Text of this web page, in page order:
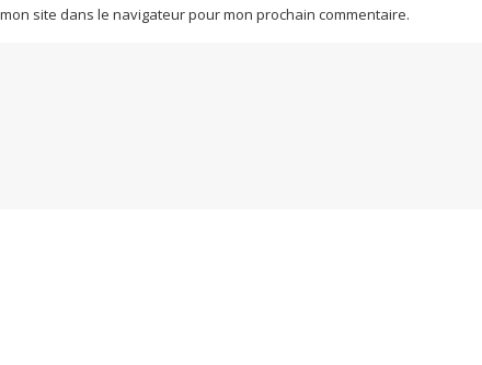
site dans le navigateur pour mon prochain commentaire.